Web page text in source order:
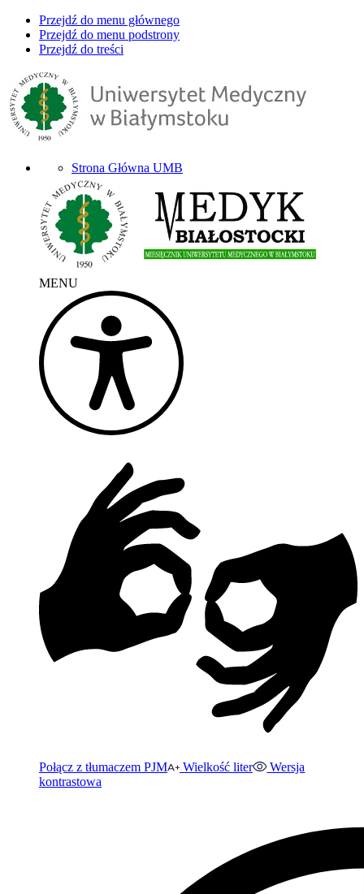
Przejdź do menu głównego
Przejdź do menu podstrony
Przejdź do treści
Strona Główna UMB
MENU
Połącz z tłumaczem PJM Wielkość liter
Wersja
kontrastowa